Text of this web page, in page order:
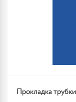
Прокладка